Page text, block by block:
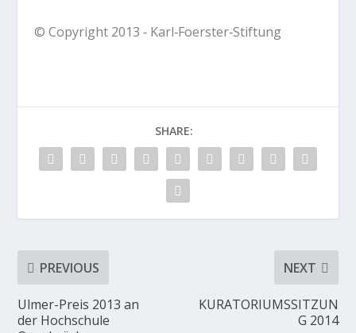
© Copyright 2013 ‐ Karl‐Foerster‐Stiftung
SHARE:
PREVIOUS
Ulmer-Preis 2013 an
der Hochschule
NEXT
KURATORIUMSSITZUN
G 2014